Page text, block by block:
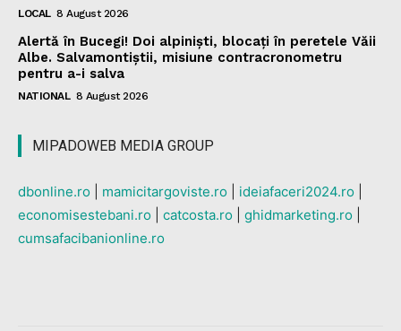
LOCAL 8 August 2026
Alertă în Bucegi! Doi alpiniști, blocați în peretele Văii
Albe. Salvamontiștii, misiune contracronometru
pentru a-i salva
NATIONAL 8 August 2026
MIPADOWEB MEDIA GROUP
dbonline.ro mamicitargoviste.ro ideiafaceri2024.ro
economisestebani.ro
catcosta.ro ghidmarketing.ro
cumsafacibanionline.ro